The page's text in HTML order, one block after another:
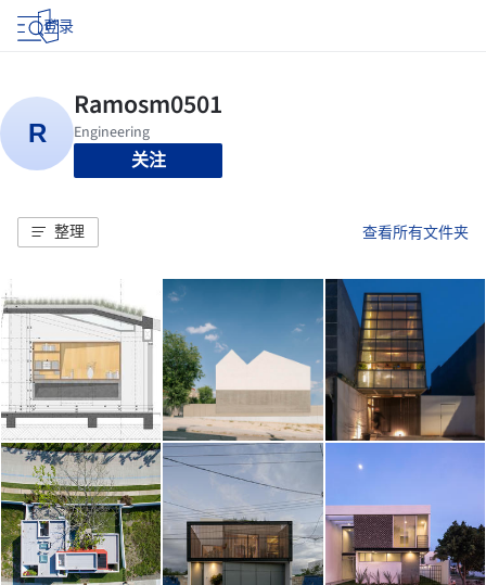
登录
关注
整理 查看所有文件夹